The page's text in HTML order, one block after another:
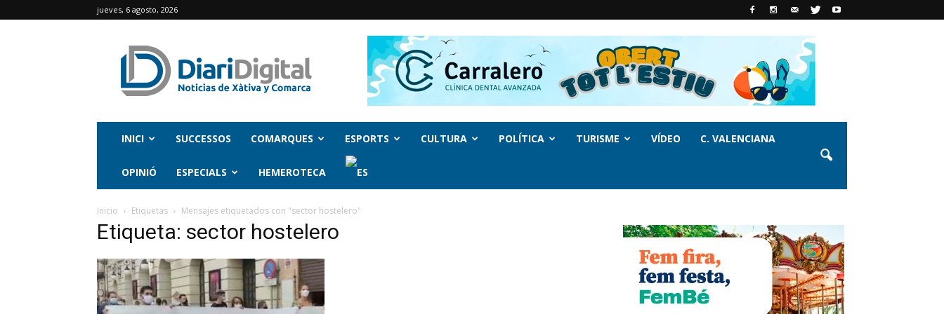
jueves, 6 agosto, 2026
INICI SUCCESSOS COMARQUES ESPORTS CULTURA POLÍTICA TURISME VÍDEO C. VALENCIANA
OPINIÓ ESPECIALS HEMEROTECA
Inicio Etiquetas Mensajes etiquetados con "sector hostelero"
Etiqueta: sector hostelero